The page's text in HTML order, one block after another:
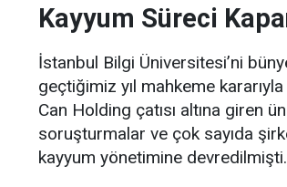
Kayyum Süreci
İstanbul Bilgi Üniversitesi’ni
geçtiğimiz yıl mahkeme kararıyla
Can Holding çatısı altına giren
soruşturmalar ve çok sayıda
kayyum yönetimine devredilmişti.